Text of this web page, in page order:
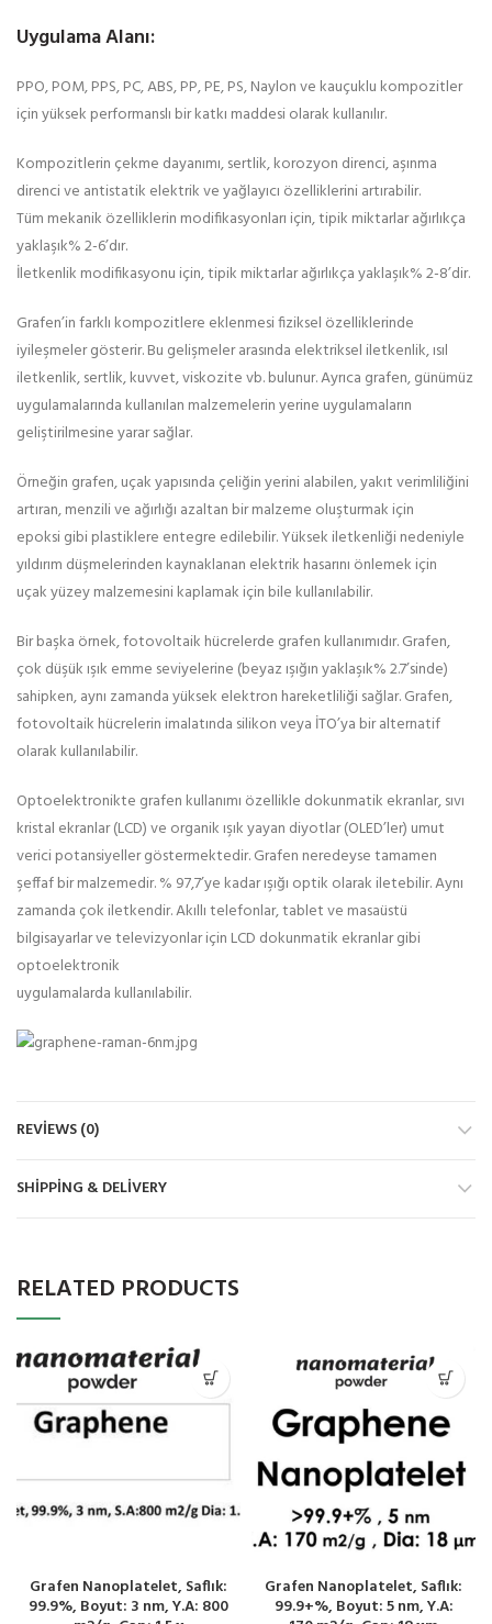
Uygulama Alanı:
PPO, POM, PPS, PC, ABS, PP, PE, PS, Naylon ve kauçuklu kompozitler
için yüksek performanslı bir katkı maddesi olarak kullanılır.
Kompozitlerin çekme dayanımı, sertlik, korozyon direnci, aşınma
direnci ve antistatik elektrik ve yağlayıcı özelliklerini artırabilir.
Tüm mekanik özelliklerin modifikasyonları için, tipik miktarlar ağırlıkça
yaklaşık% 2-6’dır.
İletkenlik modifikasyonu için, tipik miktarlar ağırlıkça yaklaşık% 2-8’dir.
Grafen’in farklı kompozitlere eklenmesi fiziksel özelliklerinde
iyileşmeler gösterir. Bu gelişmeler arasında elektriksel iletkenlik, ısıl
iletkenlik, sertlik, kuvvet, viskozite vb. bulunur. Ayrıca grafen, günümüz
uygulamalarında kullanılan malzemelerin yerine uygulamaların
geliştirilmesine yarar sağlar.
Örneğin grafen, uçak yapısında çeliğin yerini alabilen, yakıt verimliliğini
artıran, menzili ve ağırlığı azaltan bir malzeme oluşturmak için
epoksi gibi plastiklere entegre edilebilir. Yüksek iletkenliği nedeniyle
yıldırım düşmelerinden kaynaklanan elektrik hasarını önlemek için
uçak yüzey malzemesini kaplamak için bile kullanılabilir.
Bir başka örnek, fotovoltaik hücrelerde grafen kullanımıdır. Grafen,
çok düşük ışık emme seviyelerine (beyaz ışığın yaklaşık% 2.7’sinde)
sahipken, aynı zamanda yüksek elektron hareketliliği sağlar. Grafen,
fotovoltaik hücrelerin imalatında silikon veya İTO’ya bir alternatif
olarak kullanılabilir.
Optoelektronikte grafen kullanımı özellikle dokunmatik ekranlar, sıvı
kristal ekranlar (LCD) ve organik ışık yayan diyotlar (OLED’ler) umut
verici potansiyeller göstermektedir. Grafen neredeyse tamamen
şeffaf bir malzemedir. % 97,7’ye kadar ışığı optik olarak iletebilir. Aynı
zamanda çok iletkendir. Akıllı telefonlar, tablet ve masaüstü
bilgisayarlar ve televizyonlar için LCD dokunmatik ekranlar gibi
optoelektronik
uygulamalarda kullanılabilir.
REVIEWS (0)
SHIPPING & DELIVERY
RELATED PRODUCTS
Grafen Nanoplatelet, Saflık:
99.9%, Boyut: 3 nm, Y.A: 800
Grafen Nanoplatelet, Saflık:
99.9+%, Boyut: 5 nm, Y.A: